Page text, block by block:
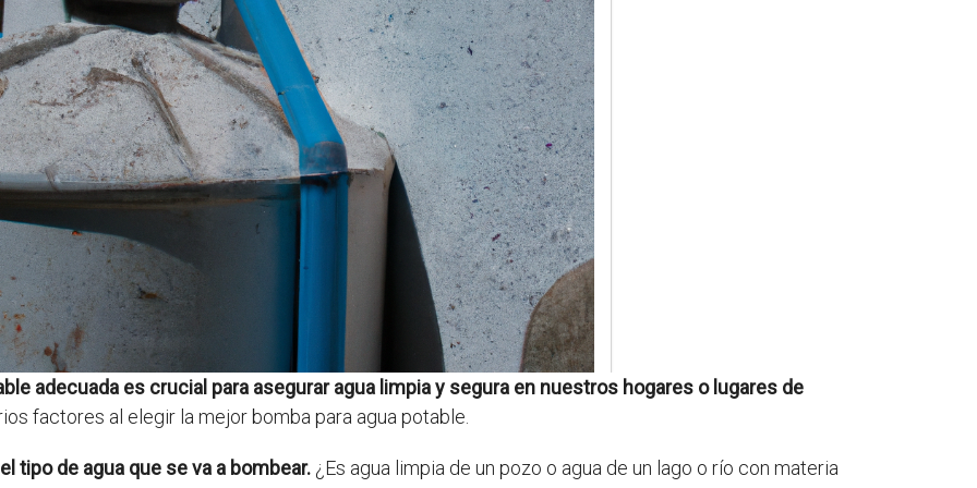
adecuada es crucial para asegurar agua limpia y segura en nuestros hogares o lugares de
factores al elegir la mejor bomba para agua potable.
tipo de agua que se va a bombear. ¿Es agua limpia de un pozo o agua de un lago o río con materia